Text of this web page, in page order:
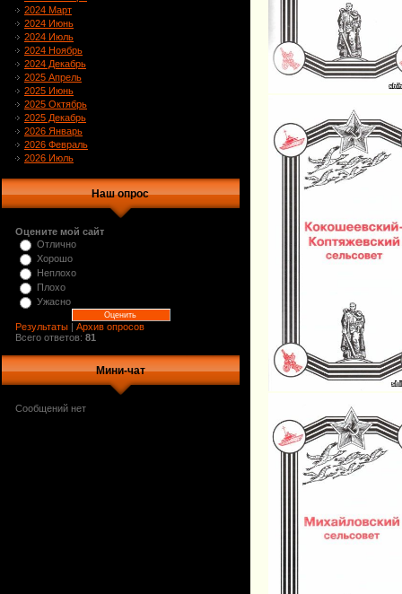
2024 Март
2024 Июнь
2024 Июль
2024 Ноябрь
2024 Декабрь
2025 Апрель
2025 Июнь
2025 Октябрь
2025 Декабрь
2026 Январь
2026 Февраль
2026 Июль
Наш опрос
Оцените мой сайт
Отлично
Хорошо
Неплохо
Плохо
Ужасно
Результаты | Архив опросов
Всего ответов: 81
Мини-чат